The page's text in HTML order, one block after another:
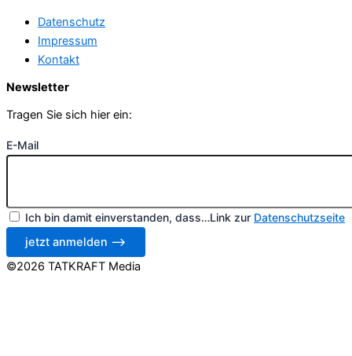
Datenschutz
Impressum
Kontakt
Newsletter
Tragen Sie sich hier ein:
E-Mail
Ich bin damit einverstanden, dass…Link zur Datenschutzseite
jetzt anmelden ⟶
©2026 TATKRAFT Media